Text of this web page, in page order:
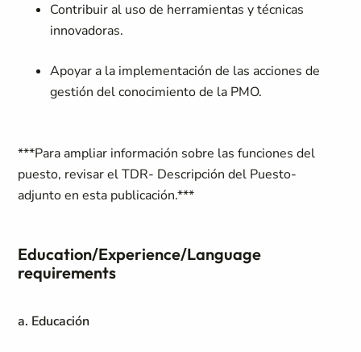
Contribuir al uso de herramientas y técnicas
innovadoras.
Apoyar a la implementación de las acciones de
gestión del conocimiento de la PMO.
***Para ampliar información sobre las funciones del
puesto, revisar el TDR- Descripción del Puesto-
adjunto en esta publicación.***
Education/Experience/Language
requirements
a. Educación